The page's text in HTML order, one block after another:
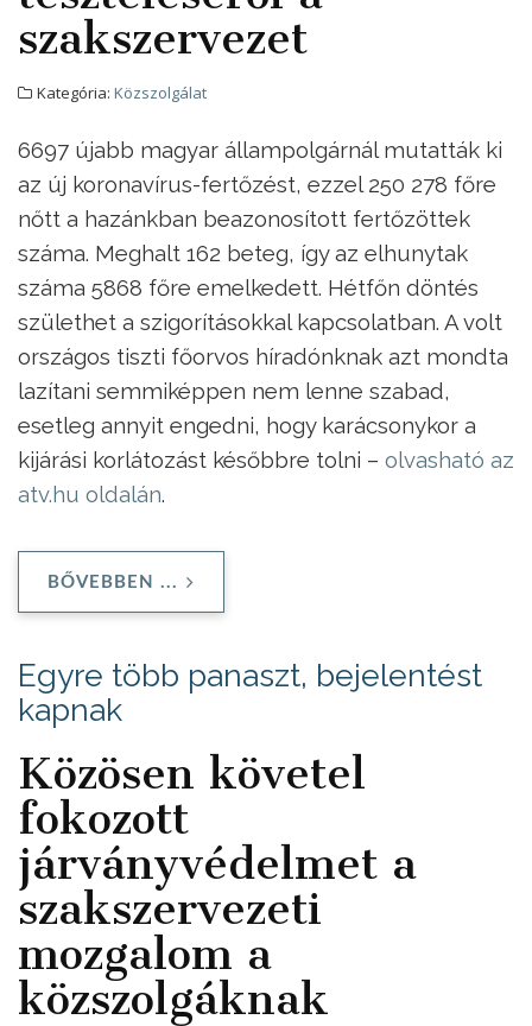
szakszervezet
Kategória: Közszolgálat
6697 újabb magyar állampolgárnál mutatták ki
az új koronavírus-fertőzést, ezzel 250 278 főre
nőtt a hazánkban beazonosított fertőzöttek
száma. Meghalt 162 beteg, így az elhunytak
száma 5868 főre emelkedett. Hétfőn döntés
születhet a szigorításokkal kapcsolatban. A volt
országos tiszti főorvos híradónknak azt mondta
lazítani semmiképpen nem lenne szabad,
esetleg annyit engedni, hogy karácsonykor a
kijárási korlátozást későbbre tolni – olvasható az
atv.hu oldalán.
BŐVEBBEN ...
Egyre több panaszt, bejelentést
kapnak
Közösen követel
fokozott
járványvédelmet a
szakszervezeti
mozgalom a
közszolgáknak